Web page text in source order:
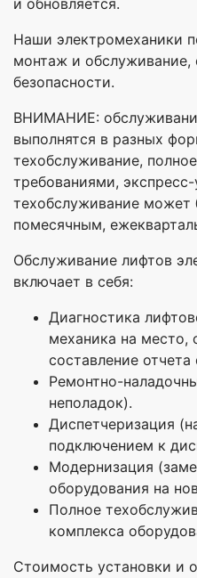
и обновляется.
Наши электромеханики
монтаж и обслуживание,
безопасности.
ВНИМАНИЕ:
выполнятся в разных
техобслуживание,
требованиями,
техобслуживание может
помесячным,
Обслуживание лифтов
включает в себя:
Диагностика
механика на место,
составление
Ремонтно-
неполадок).
Диспетчеризация
подключением к
Модернизация
оборудования на
Полное
комплекса
Стоимость установки и